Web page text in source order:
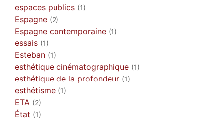
espaces publics (1)
Espagne (2)
Espagne contemporaine (1)
essais (1)
Esteban (1)
esthétique cinématographique (1)
esthétique de la profondeur (1)
esthétisme (1)
ETA (2)
État (1)